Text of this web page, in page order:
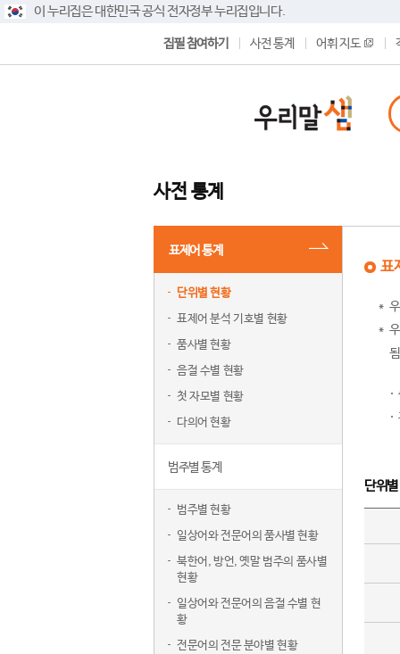
이 누리집은 대한민국 공식 전자정부 누리집입니다.
집필 참여하기 사전 통계 어휘 지도
사전 통계
표제어 통계
단위별 현황
표제어 분석 기호별 현황
품사별 현황
음절 수별 현황
첫 자모별 현황
다의어 현황
범주별 통계
범주별 현황
일상어와 전문어의 품사별 현황
북한어, 방언, 옛말 범주의 품사별
현황
일상어와 전문어의 음절 수별 현
황
전문어의 전문 분야별 현황
표
단위